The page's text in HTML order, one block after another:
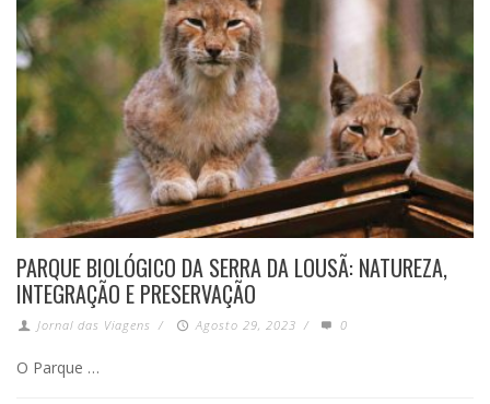
PARQUE BIOLÓGICO DA SERRA DA LOUSÃ: NATUREZA,
INTEGRAÇÃO E PRESERVAÇÃO
Jornal das Viagens / Agosto 29, 2023 / 0
O Parque …